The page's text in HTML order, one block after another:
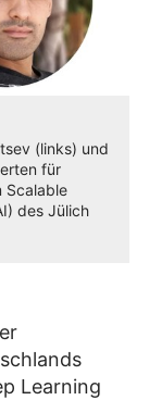
(links) und
für
Scalable
des Jülich
Learning